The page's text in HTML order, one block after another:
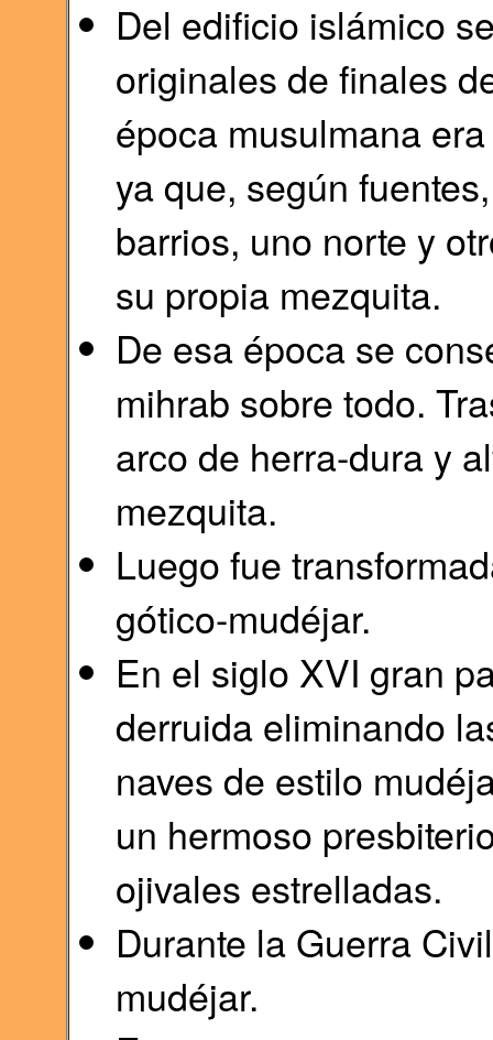
Del edificio islámico
originales de finales
época musulmana
ya que, según
barrios, uno norte y
su propia mezquita.
De esa época se
mihrab sobre todo.
arco de herra-dura y
mezquita.
Luego fue
gótico-mudéjar.
En el siglo XVI gran
derruida eliminando
naves de estilo
un hermoso
ojivales estrelladas.
Durante la Guerra
mudéjar.